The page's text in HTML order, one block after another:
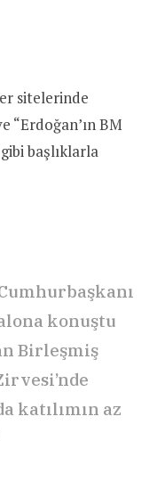
sitelerinde
“Erdoğan’ın BM
başlıklarla
konuştu
Birleşmiş
katılımın az